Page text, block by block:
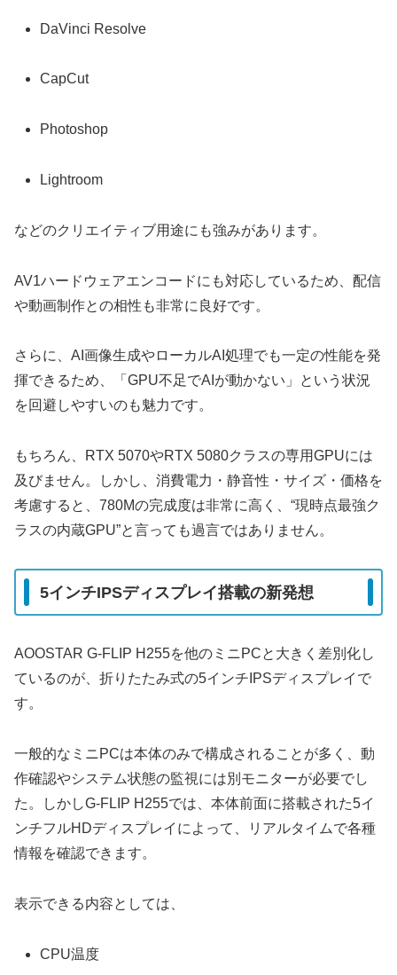
DaVinci Resolve
CapCut
Photoshop
Lightroom
などのクリエイティブ用途にも強みがあります。
AV1ハードウェアエンコードにも対応しているため、配信
や動画制作との相性も非常に良好です。
さらに、AI画像生成やローカルAI処理でも一定の性能を発
揮できるため、「GPU不足でAIが動かない」という状況
を回避しやすいのも魅力です。
もちろん、RTX 5070やRTX 5080クラスの専用GPUには
及びません。しかし、消費電力・静音性・サイズ・価格を
考慮すると、780Mの完成度は非常に高く、“現時点最強ク
ラスの内蔵GPU”と言っても過言ではありません。
5インチIPSディスプレイ搭載の新発想
AOOSTAR G-FLIP H255を他のミニPCと大きく差別化し
ているのが、折りたたみ式の5インチIPSディスプレイで
す。
一般的なミニPCは本体のみで構成されることが多く、動
作確認やシステム状態の監視には別モニターが必要でし
た。しかしG-FLIP H255では、本体前面に搭載された5イ
ンチフルHDディスプレイによって、リアルタイムで各種
情報を確認できます。
表示できる内容としては、
CPU温度